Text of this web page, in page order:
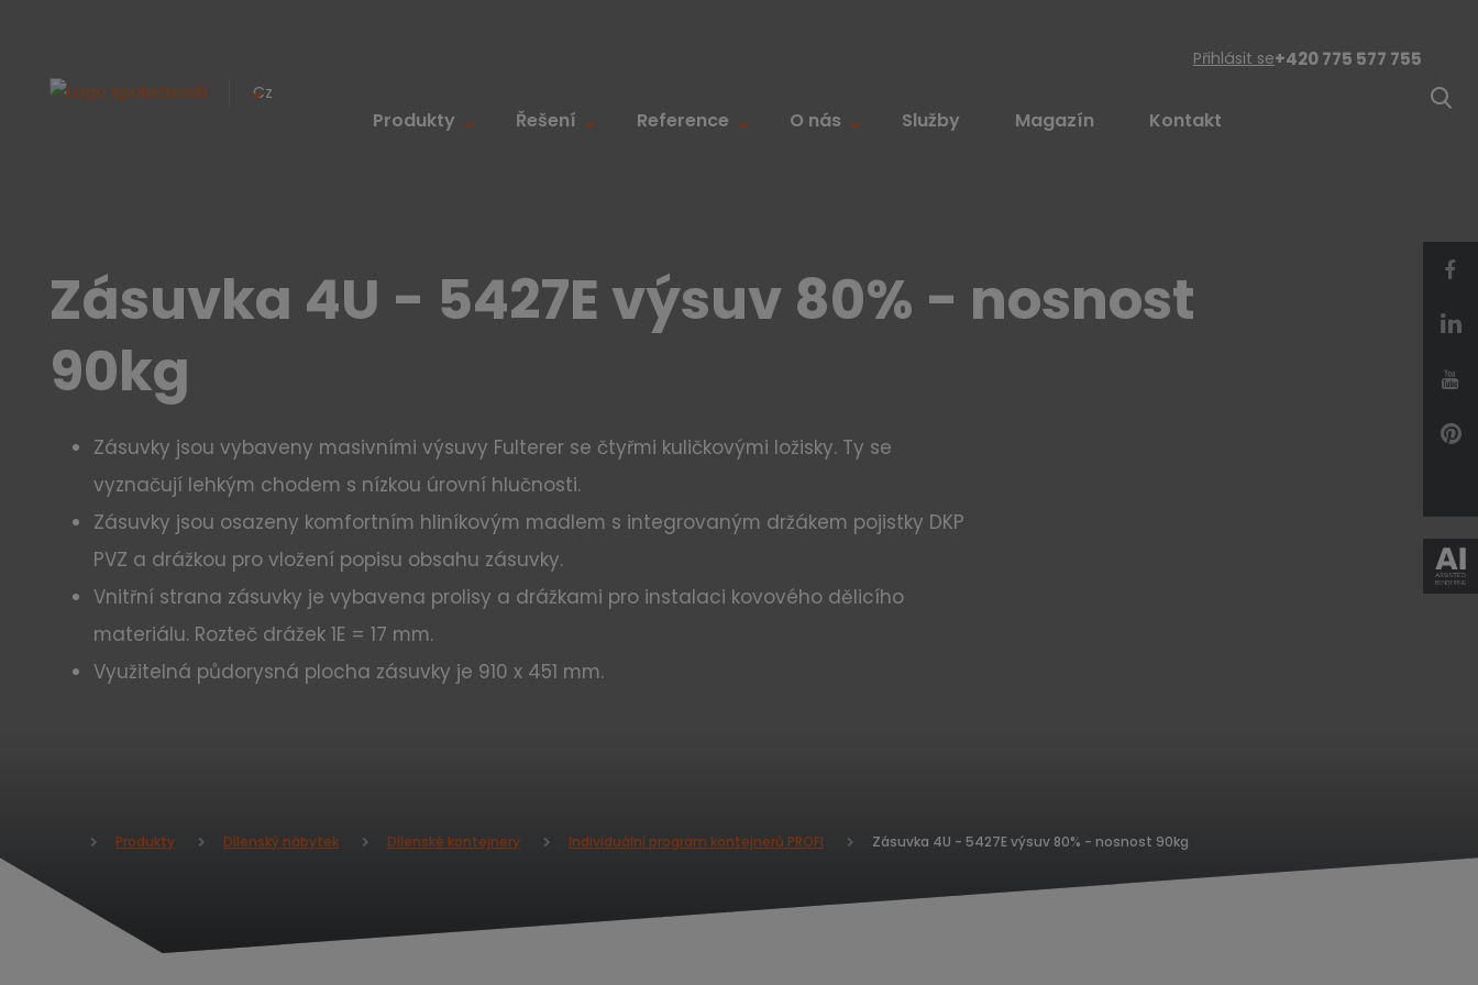
+420 775 577 755
Přihlásit se
Cz
Produkty Řešení Reference O nás Služby Magazín Kontakt
Zásuvka 4U - 5427E výsuv 80% - nosnost
90kg
Zásuvky jsou vybaveny masivními výsuvy Fulterer se čtyřmi kuličkovými ložisky. Ty se
vyznačují lehkým chodem s nízkou úrovní hlučnosti.
Zásuvky jsou osazeny komfortním hliníkovým madlem s integrovaným držákem pojistky DKP
PVZ a drážkou pro vložení popisu obsahu zásuvky.
Vnitřní strana zásuvky je vybavena prolisy a drážkami pro instalaci kovového dělicího
materiálu. Rozteč drážek 1E = 17 mm.
Využitelná půdorysná plocha zásuvky je 910 x 451 mm.
Produkty Dílenský nábytek Dílenské kontejnery Individuální program kontejnerů PROFI Zásuvka 4U - 5427E výsuv 80% - nosnost 90kg